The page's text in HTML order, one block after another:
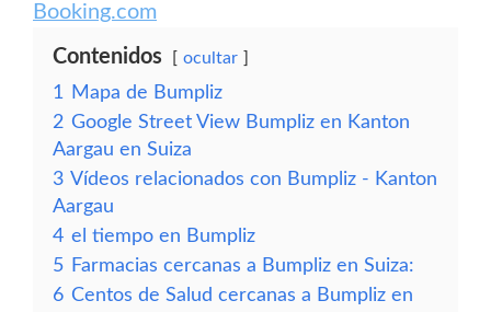
Booking.com
Contenidos ocultar
1
Mapa de Bumpliz
2 Google Street View Bumpliz en Kanton
Aargau en Suiza
3 Vídeos relacionados con Bumpliz - Kanton
Aargau
4 el tiempo en Bumpliz
5 Farmacias cercanas a Bumpliz en Suiza:
6 Centos de Salud cercanas a Bumpliz en